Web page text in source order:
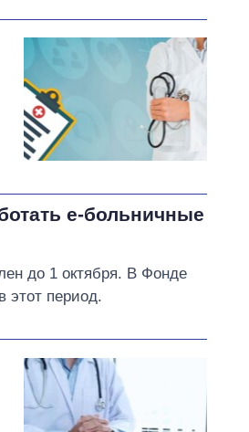
е-больничные
до 1 октября. В Фонде
этот период.